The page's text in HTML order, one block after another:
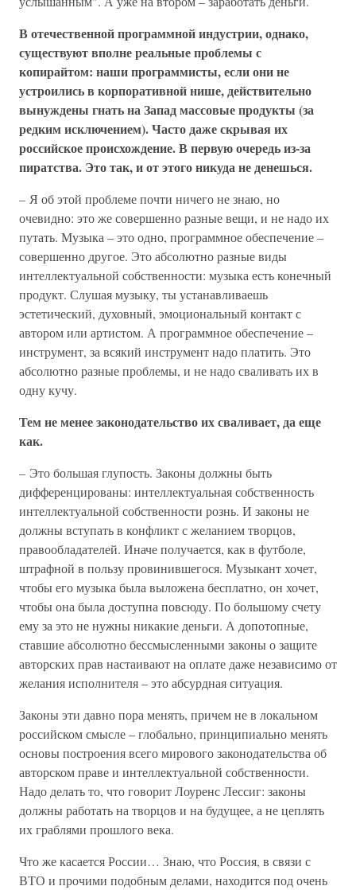
В отечественной программной индустрии, однако,
существуют вполне реальные проблемы с
копирайтом: наши программисты, если они не
устроились в корпоративной нише, действительно
вынуждены гнать на Запад массовые продукты (за
редким исключением). Часто даже скрывая их
российское происхождение. В первую очередь из-за
пиратства. Это так, и от этого никуда не денешься.
– Я об этой проблеме почти ничего не знаю, но
очевидно: это же совершенно разные вещи, и не надо их
путать. Музыка – это одно, программное обеспечение –
совершенно другое. Это абсолютно разные виды
интеллектуальной собственности: музыка есть конечный
продукт. Слушая музыку, ты устанавливаешь
эстетический, духовный, эмоциональный контакт с
автором или артистом. А программное обеспечение –
инструмент, за всякий инструмент надо платить. Это
абсолютно разные проблемы, и не надо сваливать их в
одну кучу.
Тем не менее законодательство их сваливает, да еще
как.
– Это большая глупость. Законы должны быть
дифференцированы: интеллектуальная собственность
интеллектуальной собственности рознь. И законы не
должны вступать в конфликт с желанием творцов,
правообладателей. Иначе получается, как в футболе,
штрафной в пользу провинившегося. Музыкант хочет,
чтобы его музыка была выложена бесплатно, он хочет,
чтобы она была доступна повсюду. По большому счету
ему за это не нужны никакие деньги. А допотопные,
ставшие абсолютно бессмысленными законы о защите
авторских прав настаивают на оплате даже независимо от
желания исполнителя – это абсурдная ситуация.
Законы эти давно пора менять, причем не в локальном
российском смысле – глобально, принципиально менять
основы построения всего мирового законодательства об
авторском праве и интеллектуальной собственности.
Надо делать то, что говорит Лоуренс Лессиг: законы
должны работать на творцов и на будущее, а не цеплять
их граблями прошлого века.
Что же касается России… Знаю, что Россия, в связи с
ВТО и прочими подобным делами, находится под очень